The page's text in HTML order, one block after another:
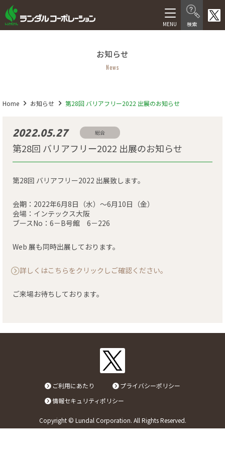
医療機器等製品
サービス
福祉用具レンタル卸事業
会社情報
リンク
画像ダウンロード
お知らせ
News
Home お知らせ 第28回 バリアフリー2022 出展のお知らせ
2022.05.27 総合
第28回 バリアフリー2022 出展のお知らせ
第28回 バリアフリー2022 出展致します。
会期：2022年6月8日（水）～6月10日（金）
会場：インテックス大阪
ブースNo：6－B号館 6－226
Web 展も同時出展しております。
詳しくはこちらをクリックしご確認ください。
ご来場お待ちしております。
ご利用にあたり
プライバシーポリシー
情報セキュリティポリシー
Copyright © Lundal Corporation. All Rights Reserved.